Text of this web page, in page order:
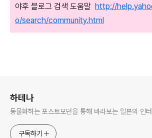
야후 블로그 검색 도움말 http://
o/search/community.html
하테나
동물화하는 포스트모던을 통해 바라보는 일본의 인
구독하기